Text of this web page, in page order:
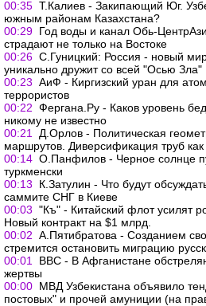
00:35 Т.Калиев - Закипающий Юг.
южным районам Казахстана?
00:29 Год воды и канал Обь-
страдают не только на Востоке
00:26 С.Гуницкий: Россия - новый
уникально дружит со всей "Осью
00:23 АиФ - Киргизский уран для
террористов
00:22 Фергана.Ру - Каков уровень
никому не известно
00:21
Д.Орлов - Политическая
маршрутов. Диверсификация труб как
00:14 О.Панфилов - Черное солнце
туркменски
00:13
К.Затулин - Что будут
саммите СНГ в Киеве
00:03 "Къ" - Китайский флот усилят
Новый контракт на $1 млрд.
00:02 А.Пятибратова - Созданием
стремится остановить миграцию
00:01
BBC - В Афганистане
жертвы
00:00 МВД Узбекистана объявило
постовых" и прочей амуниции (на